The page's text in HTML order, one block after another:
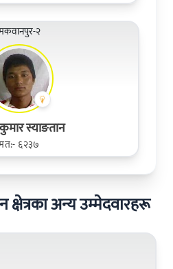
२
स्याङतान
६२३७
क्षेत्रका अन्य उम्मेदवारहरू